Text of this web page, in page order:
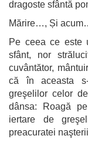
dragoste sfântă
Mărire…, Și
Pe ceea ce este
sfânt, nor
cuvântător,
că în aceasta
greşelilor celor
dânsa: Roagă
iertare de
preacuratei